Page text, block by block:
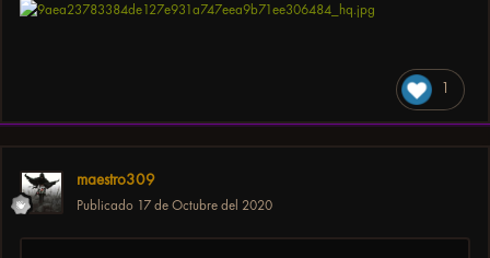
1
maestro309
Publicado 17 de Octubre del 2020